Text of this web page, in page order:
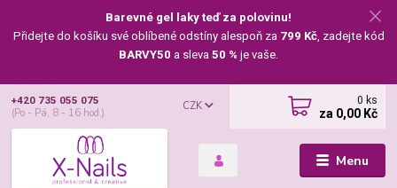
Barevné gel laky teď za polovinu!
Přidejte do košíku své oblíbené odstíny alespoň za 799 Kč, zadejte kód
BARVY50 a sleva 50 % je vaše.
Menu
CZK
+420 735 055 075
(Po - Pá, 8 - 16 hod.)
0 ks
za 0,00 Kč